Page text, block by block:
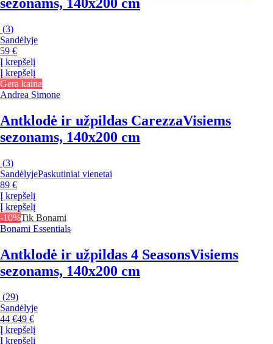
(3)
Sandėlyje
59 €
Į krepšelį
Į krepšelį
Gera kaina
Andrea Simone
Antklodė ir užpildas CarezzaVisiems
sezonams, 140x200 cm
(3)
SandėlyjePaskutiniai vienetai
89 €
Į krepšelį
Į krepšelį
-10%Tik Bonami
Bonami Essentials
Antklodė ir užpildas 4 SeasonsVisiems
sezonams, 140x200 cm
(29)
Sandėlyje
44 €49 €
Į krepšelį
Į krepšelį